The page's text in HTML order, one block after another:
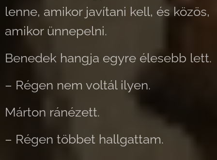
lenne, amikor javítani kell, és közös,
amikor ünnepelni.
Benedek hangja egyre élesebb lett.
– Régen nem voltál ilyen.
Márton ránézett.
– Régen többet hallgattam.